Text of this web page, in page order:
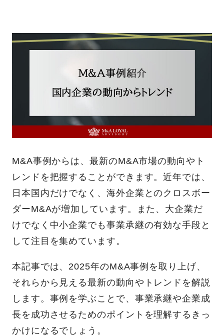
M&A事例からは、最新のM&A市場の動向やト
レンドを把握することができます。近年では、
日本国内だけでなく、海外企業とのクロスボー
ダーM&Aが増加しています。また、大企業だ
けでなく中小企業でも事業承継の有効な手段と
して注目を集めています。
本記事では、2025年のM&A事例を取り上げ、
それらから見える最新の動向やトレンドを解説
します。事例を学ぶことで、事業承継や企業成
長を成功させるためのポイントを理解するきっ
かけになるでしょう。